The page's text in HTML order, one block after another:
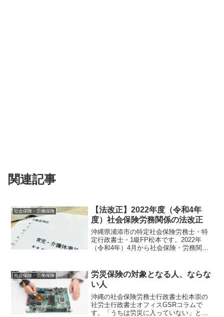
関連記事
社会保険・労働保険
【法改正】2022年度（令和4年
度）社会保険労務関係の法改正
沖縄県浦添市の特定社会保険労務士・特
定行政書士・1級FP松本です。2022年
（令和4年）4月から社会保険・労務関係
会保険適用拡大など。企業の人事労務担
当者は必見です。
社会保険・労働保険
労災保険の対象となる人、ならな
い人
沖縄の社会保険労務士行政書士松本崇の
社労士行政書士オフィスGSRコラムで
す。「うちは労災に入っていない」とい